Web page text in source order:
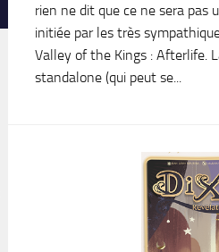
rien ne dit que ce ne sera pas
initiée par les très
Valley of the Kings : Afterlife.
standalone (qui peut se...